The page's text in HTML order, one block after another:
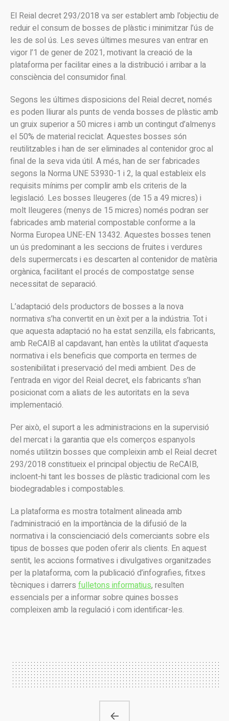
El Reial decret 293/2018 va ser establert amb l’objectiu de
reduir el consum de bosses de plàstic i minimitzar l’ús de
les de sol ús. Les seves últimes mesures van entrar en
vigor l’1 de gener de 2021, motivant la creació de la
plataforma per facilitar eines a la distribució i arribar a la
consciència del consumidor final.
Segons les últimes disposicions del Reial decret, només
es poden lliurar als punts de venda bosses de plàstic amb
un gruix superior a 50 micres i amb un contingut d’almenys
el 50% de material reciclat. Aquestes bosses són
reutilitzables i han de ser eliminades al contenidor groc al
final de la seva vida útil. A més, han de ser fabricades
segons la Norma UNE 53930-1 i 2, la qual estableix els
requisits mínims per complir amb els criteris de la
legislació. Les bosses lleugeres (de 15 a 49 micres) i
molt lleugeres (menys de 15 micres) només podran ser
fabricades amb material compostable conforme a la
Norma Europea UNE-EN 13432. Aquestes bosses tenen
un ús predominant a les seccions de fruites i verdures
dels supermercats i es descarten al contenidor de matèria
orgànica, facilitant el procés de compostatge sense
necessitat de separació.
L’adaptació dels productors de bosses a la nova
normativa s’ha convertit en un èxit per a la indústria. Tot i
que aquesta adaptació no ha estat senzilla, els fabricants,
amb ReCAIB al capdavant, han entès la utilitat d’aquesta
normativa i els beneficis que comporta en termes de
sostenibilitat i preservació del medi ambient. Des de
l’entrada en vigor del Reial decret, els fabricants s’han
posicionat com a aliats de les autoritats en la seva
implementació.
Per això, el suport a les administracions en la supervisió
del mercat i la garantia que els comerços espanyols
només utilitzin bosses que compleixin amb el Reial decret
293/2018 constitueix el principal objectiu de ReCAIB,
incloent-hi tant les bosses de plàstic tradicional com les
biodegradables i compostables.
La plataforma es mostra totalment alineada amb
l’administració en la importància de la difusió de la
normativa i la conscienciació dels comerciants sobre els
tipus de bosses que poden oferir als clients. En aquest
sentit, les accions formatives i divulgatives organitzades
per la plataforma, com la publicació d’infografies, fitxes
tècniques i darrers fulletons informatius, resulten
essencials per a informar sobre quines bosses
compleixen amb la regulació i com identificar-les.